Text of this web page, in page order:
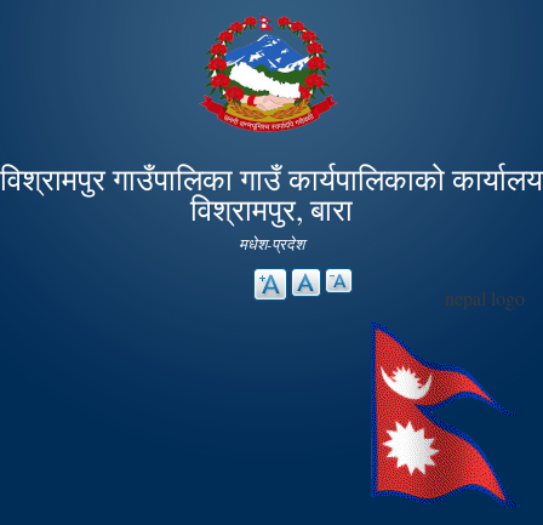
main
content
विश्रामपुर गाउँपालिका गाउँ कार्यपालिकाको कार्यालय
विश्रामपुर, बारा
मधेश-प्रदेश
nepal logo